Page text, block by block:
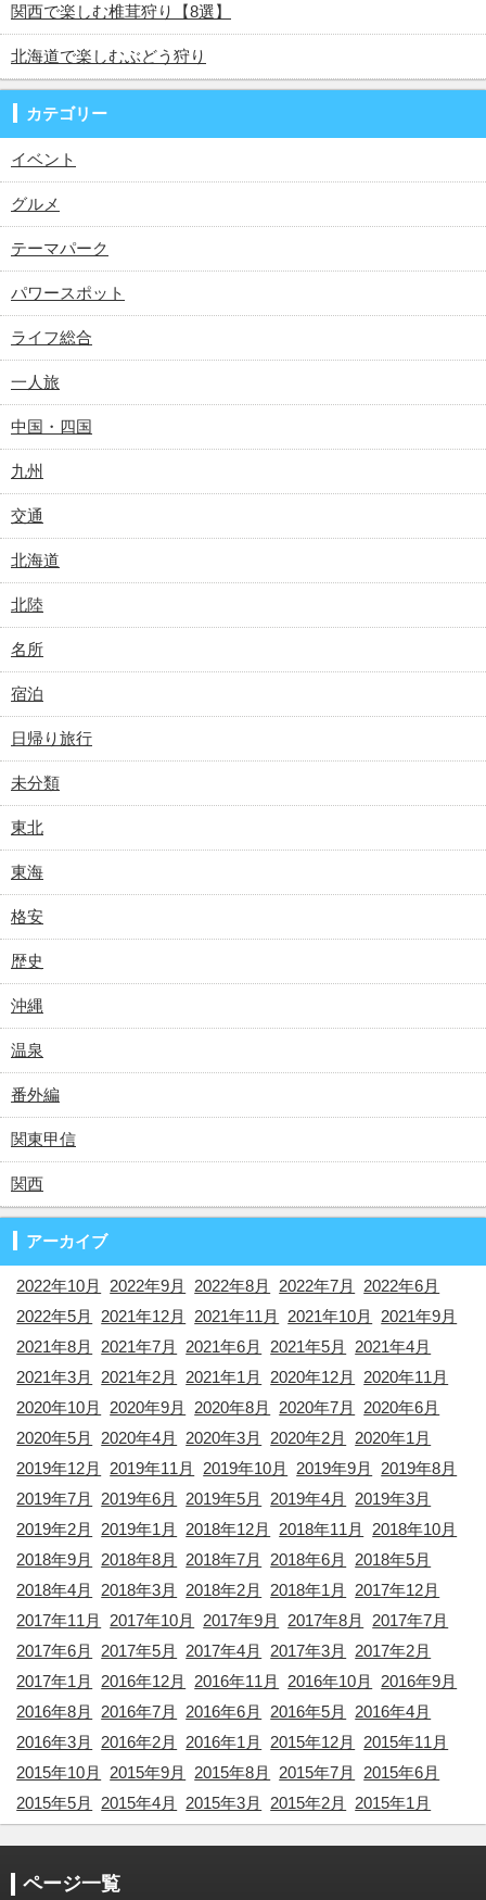
関西で楽しむ椎茸狩り【8選】
北海道で楽しむぶどう狩り
カテゴリー
イベント
グルメ
テーマパーク
パワースポット
ライフ総合
一人旅
中国・四国
九州
交通
北海道
北陸
名所
宿泊
日帰り旅行
未分類
東北
東海
格安
歴史
沖縄
温泉
番外編
関東甲信
関西
アーカイブ
2022年10月 2022年9月 2022年8月 2022年7月
2022年6月
2022年5月
2021年12月 2021年11月 2021年10月
2021年9月
2021年8月
2021年7月 2021年6月 2021年5月
2021年4月
2021年3月
2021年2月 2021年1月 2020年12月
2020年11月
2020年10月
2020年9月 2020年8月 2020年7月
2020年6月
2020年5月
2020年4月 2020年3月 2020年2月
2020年1月
2019年12月
2019年11月 2019年10月 2019年9月
2019年8月
2019年7月
2019年6月 2019年5月 2019年4月
2019年3月
2019年2月
2019年1月 2018年12月 2018年11月
2018年10月
2018年9月
2018年8月 2018年7月 2018年6月
2018年5月
2018年4月
2018年3月 2018年2月 2018年1月
2017年12月
2017年11月
2017年10月 2017年9月 2017年8月
2017年7月
2017年6月
2017年5月 2017年4月 2017年3月
2017年2月
2017年1月
2016年12月 2016年11月 2016年10月
2016年9月
2016年8月
2016年7月 2016年6月 2016年5月
2016年4月
2016年3月
2016年2月 2016年1月 2015年12月
2015年11月
2015年10月
2015年9月 2015年8月 2015年7月
2015年6月
2015年5月
2015年4月 2015年3月 2015年2月 2015年1月
ページ一覧